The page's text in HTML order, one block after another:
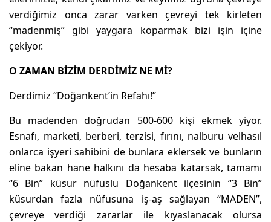
verdiğimiz onca zarar varken çevreyi tek kirleten
“madenmiş” gibi yaygara koparmak bizi işin içine
çekiyor.
O ZAMAN BİZİM DERDİMİZ NE Mİ?
Derdimiz “Doğankent’in Refahı!”
Bu madenden doğrudan 500-600 kişi ekmek yiyor.
Esnafı, marketi, berberi, terzisi, fırını, nalburu velhasıl
onlarca işyeri sahibini de bunlara eklersek ve bunların
eline bakan hane halkını da hesaba katarsak, tamamı
“6 Bin” küsur nüfuslu Doğankent ilçesinin “3 Bin”
küsurdan fazla nüfusuna iş-aş sağlayan “MADEN”,
çevreye verdiği zararlar ile kıyaslanacak olursa